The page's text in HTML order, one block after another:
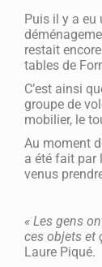
Puis il y a eu
restait
tables de
C’est ainsi
groupe de
mobilier, le
Au moment
a été fait par
venus
« Les gens
ces objets et
Laure Piqué.